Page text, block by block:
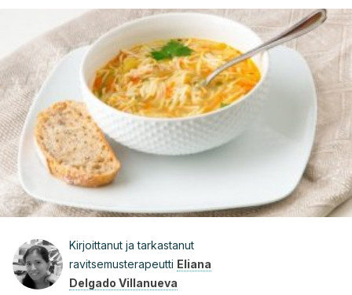
Kirjoittanut ja tarkastanut
ravitsemusterapeutti Eliana
Delgado Villanueva